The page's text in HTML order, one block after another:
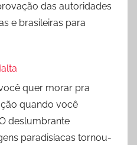
das autoridades
e brasileiras para
quer morar pra
quando você
deslumbrante
paradisíacas tornou-